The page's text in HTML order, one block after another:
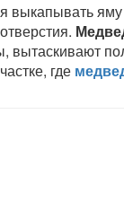
выкапывать
вытаскивают
где